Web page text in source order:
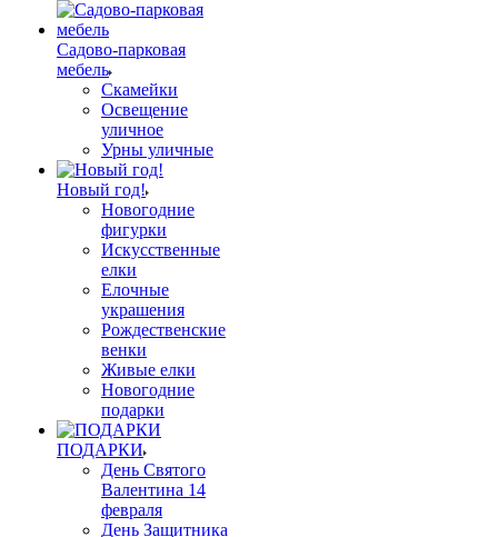
Садово-парковая
мебель
Скамейки
Освещение
уличное
Урны уличные
Новый год!
Новогодние
фигурки
Искусственные
елки
Елочные
украшения
Рождественские
венки
Живые елки
Новогодние
подарки
ПОДАРКИ
День Святого
Валентина 14
февраля
День Защитника